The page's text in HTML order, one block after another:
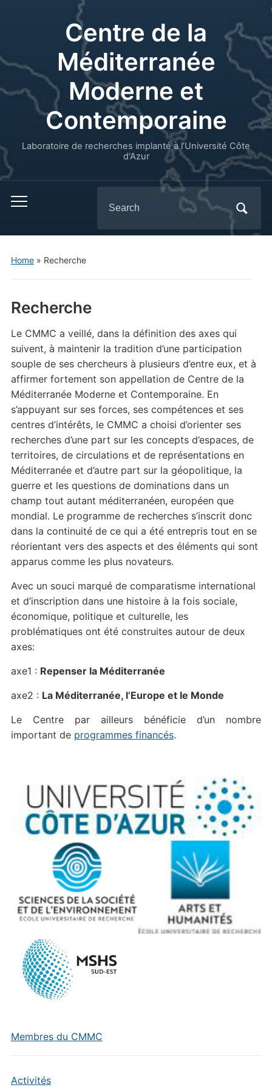
Centre de la
Méditerranée
Moderne et
Contemporaine
Laboratoire de recherches implanté à l’Université Côte
d'Azur
for:
Home» Recherche
Membres du CMMC
Activités
Recherche
Le CMMC a veillé, dans la définition des axes qui
suivent, à maintenir la tradition d’une participation
souple de ses chercheurs à plusieurs d’entre eux, et à
affirmer fortement son appellation de Centre de la
Méditerranée Moderne et Contemporaine. En
s’appuyant sur ses forces, ses compétences et ses
centres d’intérêts, le CMMC a choisi d’orienter ses
recherches d’une part sur les concepts d’espaces, de
territoires, de circulations et de représentations en
Méditerranée et d’autre part sur la géopolitique, la
guerre et les questions de dominations dans un
champ tout autant méditerranéen, européen que
mondial. Le programme de recherches s’inscrit donc
dans la continuité de ce qui a été entrepris tout en se
réorientant vers des aspects et des éléments qui sont
apparus comme les plus novateurs.
Avec un souci marqué de comparatisme international
et d’inscription dans une histoire à la fois sociale,
économique, politique et culturelle, les
problématiques ont été construites autour de deux
axes:
axe1 : Repenser la Méditerranée
axe2 : La Méditerranée, l’Europe et le Monde
Le Centre par ailleurs bénéficie d’un nombre
important de programmes financés.